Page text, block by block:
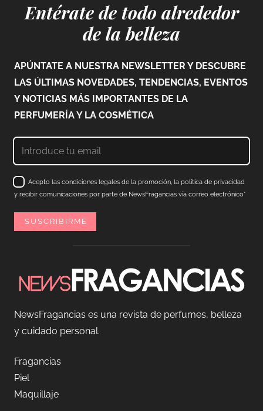
Entérate de todo alrededor
de la belleza
APÚNTATE A NUESTRA NEWSLETTER Y DESCUBRE
LAS ÚLTIMAS NOVEDADES, TENDENCIAS, EVENTOS
Y NOTICIAS MÁS IMPORTANTES DE LA
PERFUMERÍA Y LA COSMÉTICA
Acepto las condiciones legales de la promoción, la política de privacidad
y recibir comunicaciones por parte de NewsFragancias vía correo electrónico*
NewsFragancias es una revista de perfumes, belleza
y cuidado personal.
Fragancias
Piel
Maquillaje